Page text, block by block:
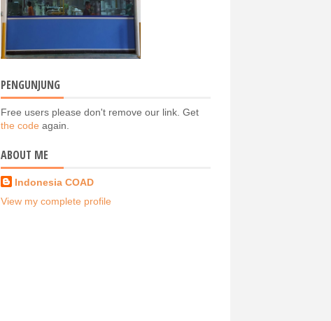
PENGUNJUNG
Free users please don't remove our link. Get
the code again.
ABOUT ME
Indonesia COAD
View my complete profile